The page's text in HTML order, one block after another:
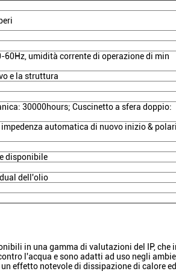
60Hz, umidità corrente di operazione di min
e la struttura
30000hours; Cuscinetto a sfera doppio:
impedenza automatica di nuovo inizio &
disponibile
dell'olio
in una gamma di valutazioni del IP,
l'acqua e sono adatti ad uso negli
effetto notevole di dissipazione di calore